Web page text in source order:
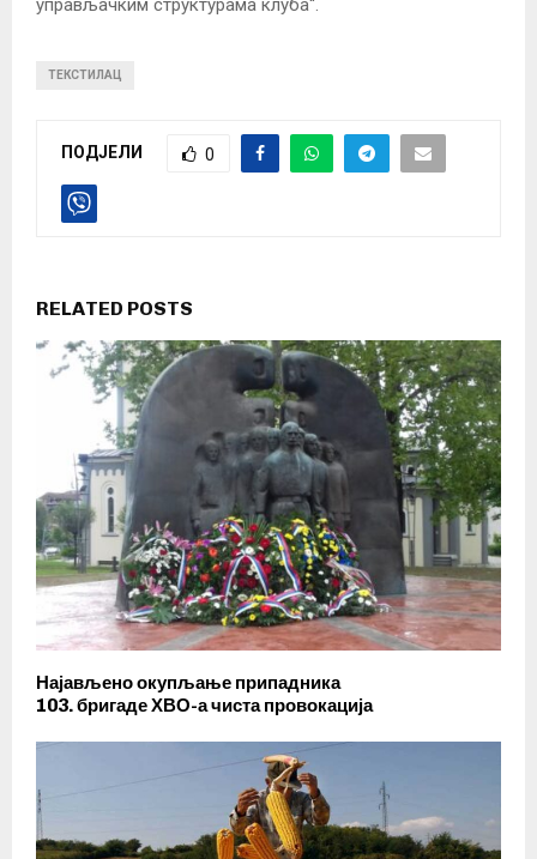
управљачким структурама клуба“.
ТЕКСТИЛАЦ
ПОДЈЕЛИ 0
RELATED POSTS
Најављено окупљање припадника
103. бригаде ХВО-а чиста провокација